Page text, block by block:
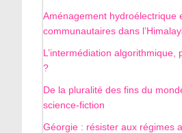
Aménagement hydroélectrique
communautaires dans
L’intermédiation algorithmique,
?
De la pluralité des fins du
science-fiction
Géorgie : résister aux régimes